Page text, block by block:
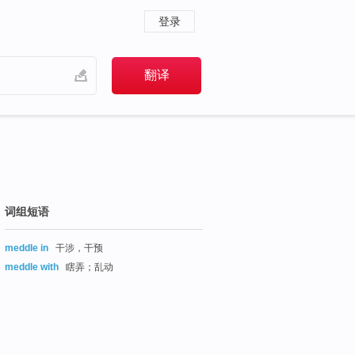
登录
词组短语
meddle in
干涉，干预
meddle with
瞎弄；乱动